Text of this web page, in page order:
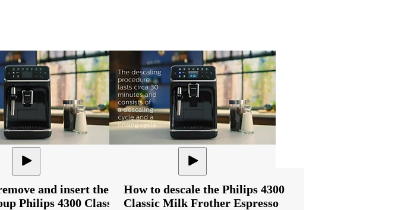
and insert the
Philips 4300 Classic
How to descale the Philips 4300
Classic Milk Frother Espresso